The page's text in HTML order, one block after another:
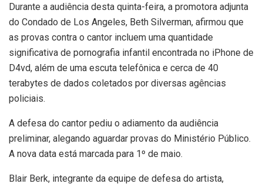
Durante a audiência desta quinta-feira, a promotora adjunta
do Condado de Los Angeles, Beth Silverman, afirmou que
as provas contra o cantor incluem uma quantidade
significativa de pornografia infantil encontrada no iPhone de
D4vd, além de uma escuta telefônica e cerca de 40
terabytes de dados coletados por diversas agências
policiais.
A defesa do cantor pediu o adiamento da audiência
preliminar, alegando aguardar provas do Ministério Público.
A nova data está marcada para 1º de maio.
Blair Berk, integrante da equipe de defesa do artista,